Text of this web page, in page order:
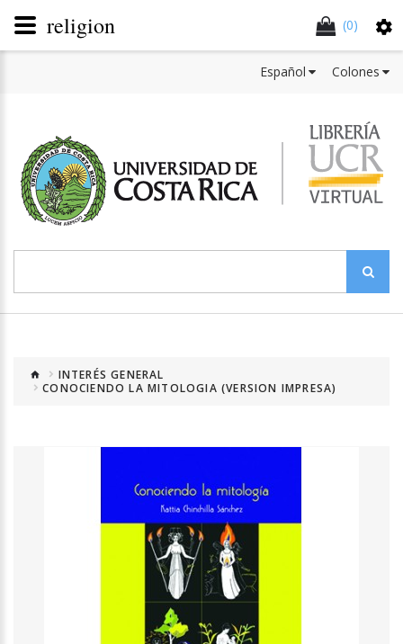
(0)
Colones
Español
INTERÉS GENERAL
CONOCIENDO LA MITOLOGIA (VERSION IMPRESA)
religion